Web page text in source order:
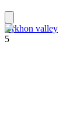
Orkhon valley
5